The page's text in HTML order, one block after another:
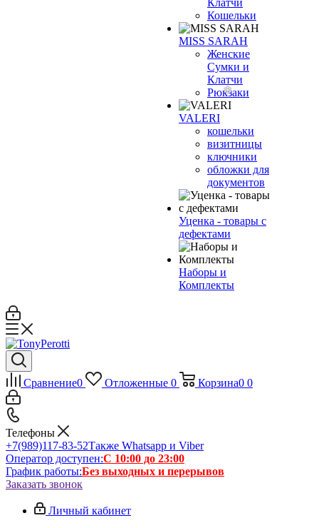
Клатчи
Кошельки
MISS SARAH
Женские
Сумки и
Клатчи
Рюкзаки
VALERI
кошельки
визитницы
ключники
обложки для
документов
Уценка - товары с
дефектами
Наборы и
Комплекты
Сравнение0 Отложенные 0 Корзина0 0
Телефоны
+7(989)117-83-52Также Whatsapp и Viber
Оператор доступен:С 10:00 до 23:00
График работы:Без выходных и перерывов
Заказать звонок
Личный кабинет